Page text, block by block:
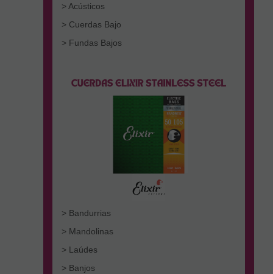
> Acústicos
> Cuerdas Bajo
> Fundas Bajos
> Bandurrias
> Mandolinas
> Laúdes
> Banjos